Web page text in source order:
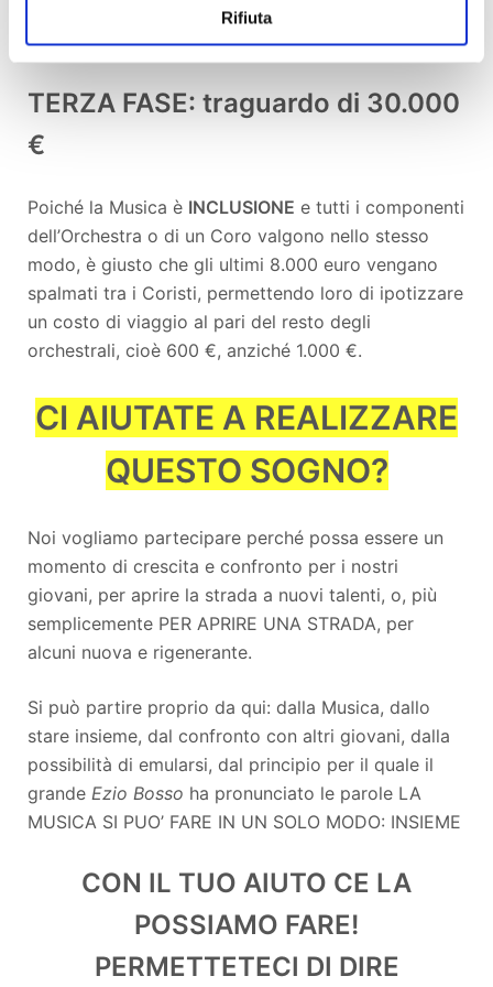
Rifiuta
In questo caso ciascuno pagherebbe 600 €, anziché
1.000 €
TERZA FASE: traguardo di 30.000
€
Poiché la Musica è INCLUSIONE e tutti i componenti
dell’Orchestra o di un Coro valgono nello stesso
modo, è giusto che gli ultimi 8.000 euro vengano
spalmati tra i Coristi, permettendo loro di ipotizzare
un costo di viaggio al pari del resto degli
orchestrali, cioè 600 €, anziché 1.000 €.
CI AIUTATE A REALIZZARE
QUESTO SOGNO?
Noi vogliamo partecipare perché possa essere un
momento di crescita e confronto per i nostri
giovani, per aprire la strada a nuovi talenti, o, più
semplicemente PER APRIRE UNA STRADA, per
alcuni nuova e rigenerante.
Si può partire proprio da qui: dalla Musica, dallo
stare insieme, dal confronto con altri giovani, dalla
possibilità di emularsi, dal principio per il quale il
grande Ezio Bosso ha pronunciato le parole LA
MUSICA SI PUO’ FARE IN UN SOLO MODO: INSIEME
CON IL TUO AIUTO CE LA
POSSIAMO FARE!
PERMETTETECI DI DIRE